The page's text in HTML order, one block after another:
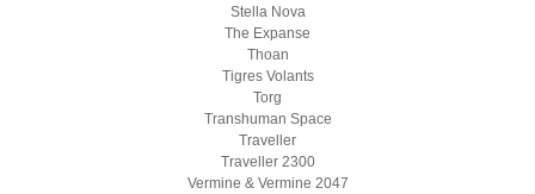
Stella Nova
The Expanse
Thoan
Tigres Volants
Torg
Transhuman Space
Traveller
Traveller 2300
Vermine & Vermine 2047